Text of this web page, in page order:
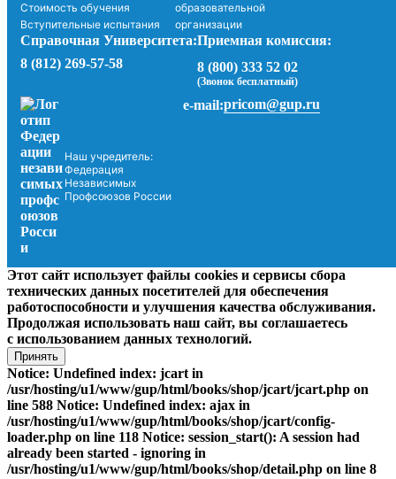
Стоимость обучения
Вступительные испытания
образовательной
организации
Справочная Университета:
8 (812) 269-57-58
Приемная комиссия:
8 (800) 333 52 02
(Звонок бесплатный)
Наш учредитель:
Федерация
Независимых
Профсоюзов России
e-mail:pricom@gup.ru
Этот сайт использует файлы cookies и сервисы сбора
технических данных посетителей для обеспечения
работоспособности и улучшения качества обслуживания.
Продолжая использовать наш сайт, вы соглашаетесь
с использованием данных технологий.
Принять
Notice: Undefined index: jcart in
/usr/hosting/u1/www/gup/html/books/shop/jcart/jcart.php on
line 588 Notice: Undefined index: ajax in
/usr/hosting/u1/www/gup/html/books/shop/jcart/config-
loader.php on line 118 Notice: session_start(): A session had
already been started - ignoring in
/usr/hosting/u1/www/gup/html/books/shop/detail.php on line 8